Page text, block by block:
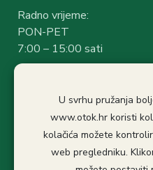
Radno vrijeme:
PON-PET
7:00 – 15:00 sati
Stanka: 10:30-11.00
Politika privatnosti
Izjava o pristupačnosti
U svrhu pružanja
www.otok.hr koristi
kolačića možete
web pregledniku.